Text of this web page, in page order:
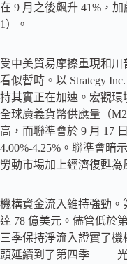
在 9 月之後飆升 41%，
1）。
受中美貿易摩擦重現和
看似暫時。以 Strategy
持其實正在加速。宏觀環
全球廣義貨幣供應量（
高，而聯準會於 9 月 17
4.00%-4.25%。聯準會暗
勞動市場加上經濟復甦為
機構資金流入維持強勁。
達 78 億美元。儘管低於
三季保持淨流入證實了
頭延續到了第四季 —— 光